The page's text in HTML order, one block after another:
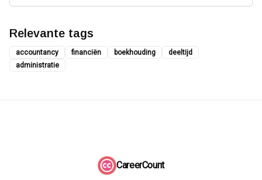
Relevante tags
accountancy financiën boekhouding
deeltijd
administratie
CareerCount